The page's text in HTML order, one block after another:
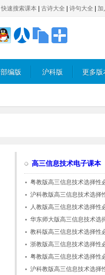
快速搜索课本 古诗大全 诗句大全 加
部编版 沪科版 更多版
高三信息技术电子课本
粤教版高三信息技术选择性
步
沪科教版高三信息技术选择
与创意
人教版高三信息技术选择性
目设计(人教中图版)
华东师大版高三信息技术选
能初步
教科版高三信息技术选择性
步
浙教版高三信息技术选择性
步
粤教版高三信息技术选择性
创意
沪科教版高三信息技术选择